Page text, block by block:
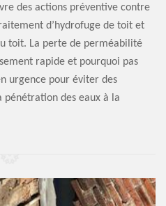
des actions préventive contre
d’hydrofuge de toit et
toit. La perte de perméabilité
rapide et pourquoi pas
urgence pour éviter des
pénétration des eaux à la